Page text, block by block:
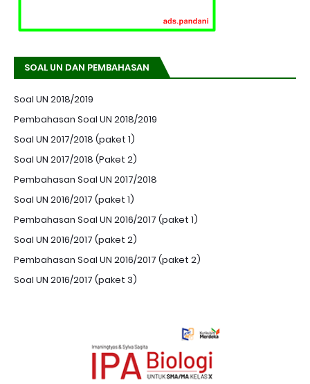
SOAL UN DAN PEMBAHASAN
Soal UN 2018/2019
Pembahasan Soal UN 2018/2019
Soal UN 2017/2018 (paket 1)
Soal UN 2017/2018 (Paket 2)
Pembahasan Soal UN 2017/2018
Soal UN 2016/2017 (paket 1)
Pembahasan Soal UN 2016/2017 (paket 1)
Soal UN 2016/2017 (paket 2)
Pembahasan Soal UN 2016/2017 (paket 2)
Soal UN 2016/2017 (paket 3)